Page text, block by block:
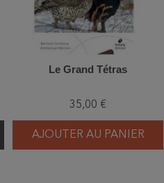
Le Grand Tétras
35,00 €
AJOUTER AU PANIER